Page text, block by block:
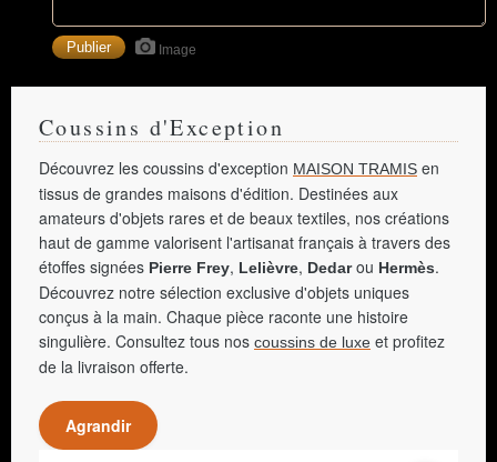
Image
Coussins d'Exception
Découvrez les coussins d'exception MAISON TRAMIS en
tissus de grandes maisons d'édition. Destinées aux
amateurs d'objets rares et de beaux textiles, nos créations
haut de gamme valorisent l'artisanat français à travers des
étoffes signées Pierre Frey, Lelièvre, Dedarou Hermès.
Découvrez notre sélection exclusive d'objets uniques
conçus à la main. Chaque pièce raconte une histoire
singulière. Consultez tous nos coussins de luxe et profitez
de la livraison offerte.
Agrandir